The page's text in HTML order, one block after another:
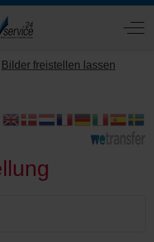
Off-
Bilder freistellen lassen